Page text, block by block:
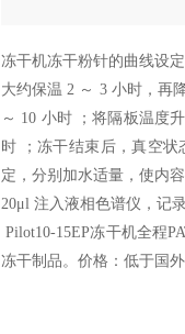
冻干机冻干粉针的曲线设
大约保温 2 ～ 3 小时，再
～ 10 小时 ；将隔板温度
时 ；冻干结束后，真空
定，分别加水适量，使内
20μl 注入液相色谱仪，记
Pilot10-15EP冻干机全程
冻干制品。价格：低于国